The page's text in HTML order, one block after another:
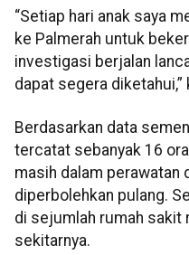
“Setiap hari anak saya
ke Palmerah untuk
investigasi berjalan
dapat segera diketahui,”
Berdasarkan data
tercatat sebanyak 16
masih dalam perawatan
diperbolehkan pulang.
di sejumlah rumah sakit
sekitarnya.